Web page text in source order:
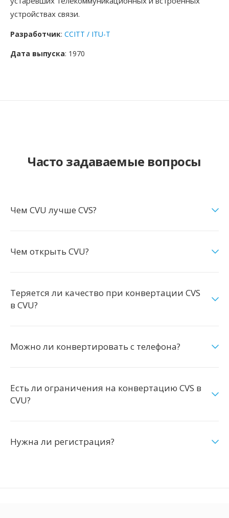
устройствах связи.
Разработчик: CCITT / ITU-T
Дата выпуска: 1970
Часто задаваемые вопросы
Чем CVU лучше CVS?
Чем открыть CVU?
Теряется ли качество при конвертации CVS
в CVU?
Можно ли конвертировать с телефона?
Есть ли ограничения на конвертацию CVS в
CVU?
Нужна ли регистрация?